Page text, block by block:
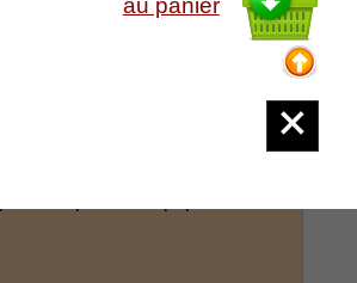
au panier